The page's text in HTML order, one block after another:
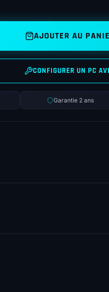
AJOUTER AU
CONFIGURER UN PC
Garantie 2 ans